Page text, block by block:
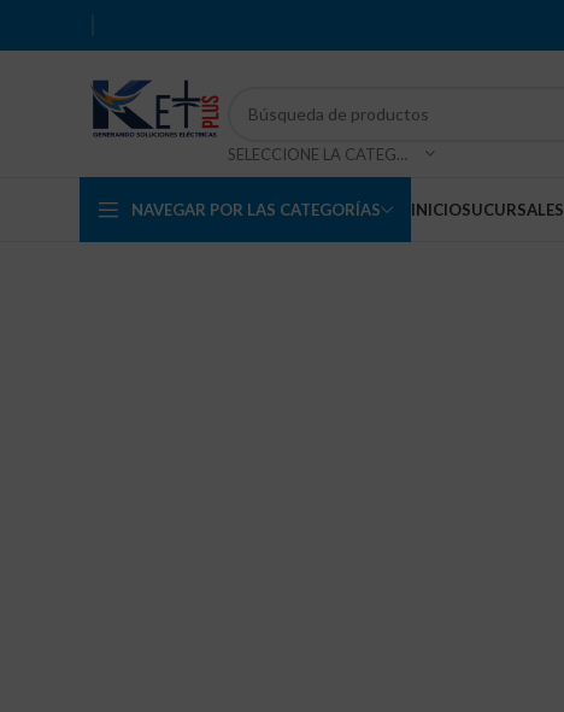
SELECCIONE LA CATEGORÍA
NAVEGAR POR LAS CATEGORÍAS INICIOSUCURSALES